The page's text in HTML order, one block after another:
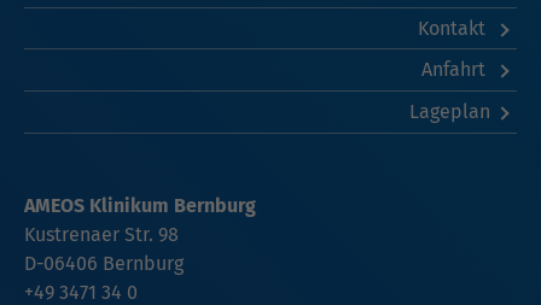
Kontakt
Anfahrt
Lageplan
AMEOS Klinikum Bernburg
Kustrenaer Str. 98
D-06406 Bernburg
+49 3471 34 0